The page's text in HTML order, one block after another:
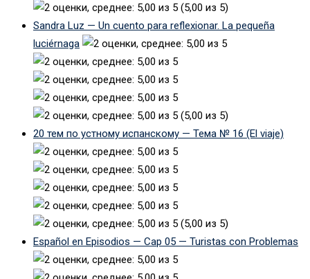
(5,00 из 5)
Sandra Luz — Un cuento para reflexionar. La pequeña
luciérnaga
(5,00 из 5)
20 тем по устному испанскому — Тема № 16 (El viaje)
(5,00 из 5)
Español en Episodios — Cap 05 — Turistas con Problemas